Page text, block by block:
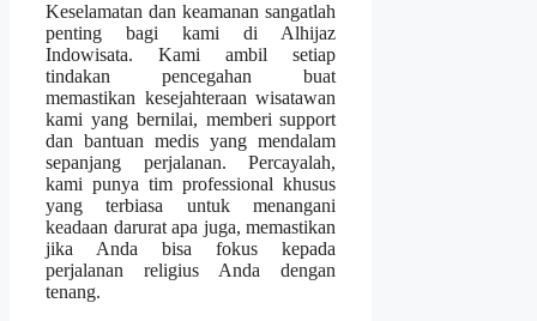
Keselamatan dan keamanan sangatlah
penting bagi kami di Alhijaz
Indowisata. Kami ambil setiap
tindakan pencegahan buat
memastikan kesejahteraan wisatawan
kami yang bernilai, memberi support
dan bantuan medis yang mendalam
sepanjang perjalanan. Percayalah,
kami punya tim professional khusus
yang terbiasa untuk menangani
keadaan darurat apa juga, memastikan
jika Anda bisa fokus kepada
perjalanan religius Anda dengan
tenang.